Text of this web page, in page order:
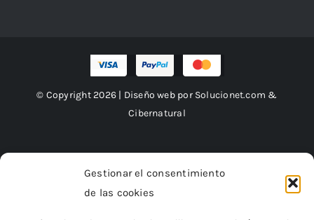
Gestionar el consentimiento
de las cookies
© Copyright 2026 | Diseño web por Solucionet.com &
Cibernatural
Financiado por la Unión Europea –